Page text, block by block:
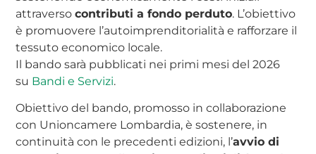
attraversocontributi a fondo perduto. L’obiettivo
è promuovere l’autoimprenditorialità e rafforzare il
tessuto economico locale.
Il bando sarà pubblicati nei primi mesi del 2026
su Bandi e Servizi.
Obiettivo del bando, promosso in collaborazione
con Unioncamere Lombardia, è sostenere, in
continuità con le precedenti edizioni, l’avvio di